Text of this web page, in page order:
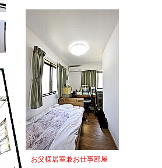
お父様居室兼お仕事部屋